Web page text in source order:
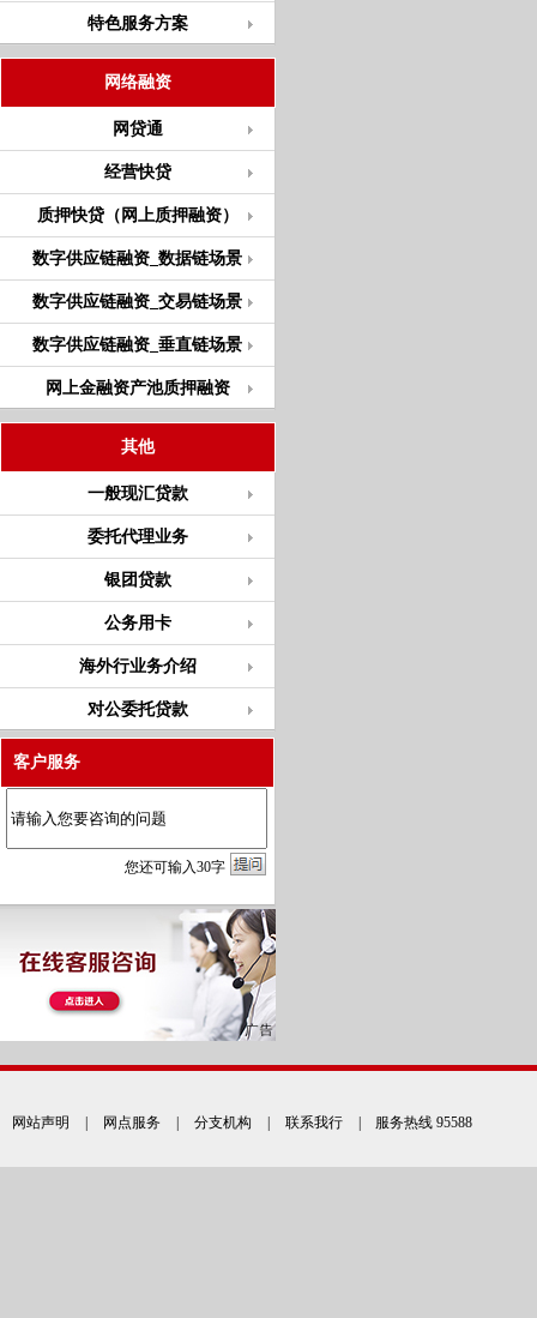
特色服务方案
网络融资
网贷通
经营快贷
质押快贷（网上质押融资）
数字供应链融资_数据链场景
数字供应链融资_交易链场景
数字供应链融资_垂直链场景
网上金融资产池质押融资
其他
一般现汇贷款
委托代理业务
银团贷款
公务用卡
海外行业务介绍
对公委托贷款
客户服务
您还可输入30字
网站声明 网点服务 分支机构 联系我行 | 服务热线 95588